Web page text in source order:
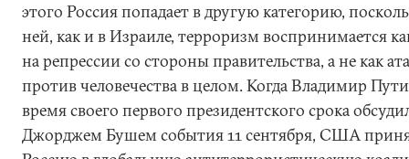
этого Россия попадает в другую категорию,
ней, как и в Израиле, терроризм воспринимается
на репрессии со стороны правительства, а не как
против человечества в целом. Когда Владимир
время своего первого президентского срока
Джорджем Бушем события 11 сентября, США